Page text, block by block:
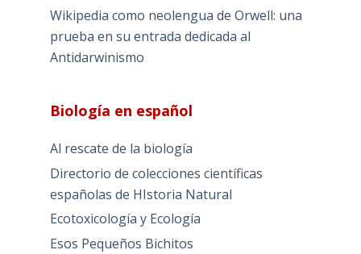
Wikipedia como neolengua de Orwell: una
prueba en su entrada dedicada al
Antidarwinismo
Biología en español
Al rescate de la biología
Directorio de colecciones científicas
españolas de HIstoria Natural
Ecotoxicología y Ecología
Esos Pequeños Bichitos